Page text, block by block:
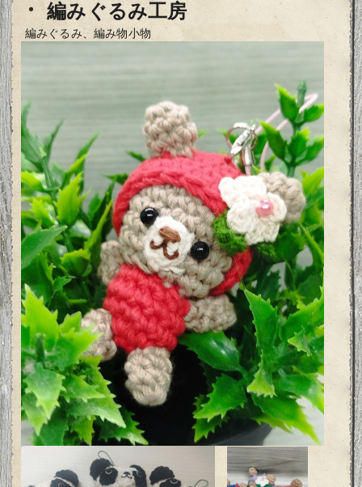
・編みぐるみ工房
編みぐるみ、編み物小物